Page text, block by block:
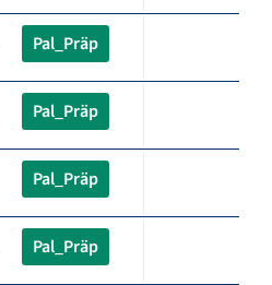
Pal_Präp
Pal_Präp
Pal_Präp
Pal_Präp